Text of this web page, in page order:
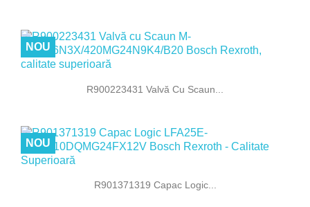
R900223431 Valvă Cu Scaun...
NOU
R901371319 Capac Logic...
NOU